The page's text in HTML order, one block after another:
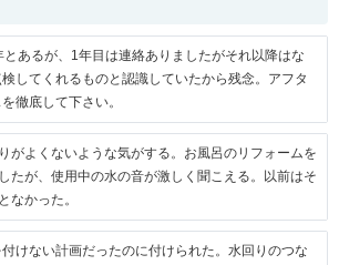
とあるが、1年目は連絡ありましたがそれ以降はな
検してくれるものと認識していたから残念。アフタ
徹底して下さい。
がよくないような気がする。お風呂のリフォームを
たが、使用中の水の音が激しく聞こえる。以前はそ
なかった。
けない計画だったのに付けられた。水回りのつな